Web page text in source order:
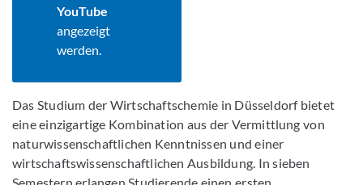
YouTube
angezeigt
werden.
Das Studium der Wirtschaftschemie in Düsseldorf bietet
eine einzigartige Kombination aus der Vermittlung von
naturwissenschaftlichen Kenntnissen und einer
wirtschaftswissenschaftlichen Ausbildung. In sieben